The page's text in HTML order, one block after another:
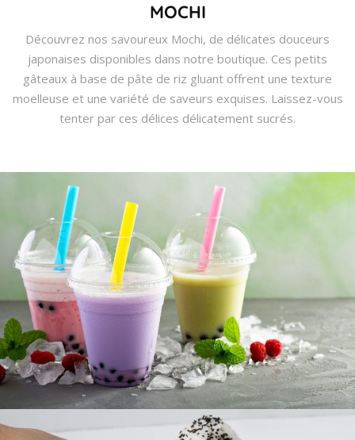
MOCHI
Découvrez nos savoureux Mochi, de délicates douceurs
japonaises disponibles dans notre boutique. Ces petits
gâteaux à base de pâte de riz gluant offrent une texture
moelleuse et une variété de saveurs exquises. Laissez-vous
tenter par ces délices délicatement sucrés.